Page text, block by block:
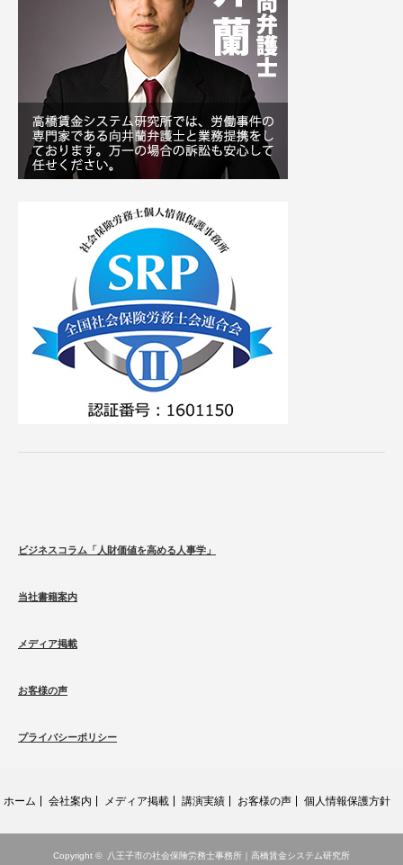
ビジネスコラム「人財価値を高める人事学」
当社書籍案内
メディア掲載
お客様の声
プライバシーポリシー
ホーム 会社案内 メディア掲載 講演実績 お客様の声 個人情報保護方針
Copyright © 八王子市の社会保険労務士事務所｜高橋賃金システム研究所